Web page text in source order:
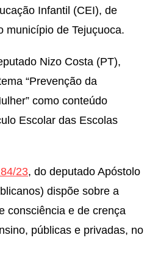
Infantil (CEI), de
município de Tejuçuoca.
Nizo Costa (PT),
“Prevenção da
como conteúdo
Escolar das Escolas
23, do deputado Apóstolo
dispõe sobre a
consciência e de crença
públicas e privadas, no